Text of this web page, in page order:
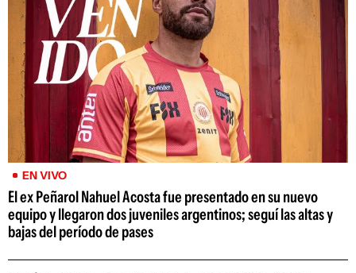
EN VIVO
El ex Peñarol Nahuel Acosta fue presentado en su nuevo
equipo y llegaron dos juveniles argentinos; seguí las altas y
bajas del período de pases